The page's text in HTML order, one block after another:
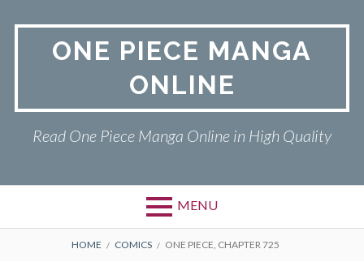
ONE PIECE MANGA
ONLINE
Read One Piece Manga Online in High Quality
MENU
Primary
ONE PIECE
BREADCRUMBS
HOME COMICS ONE PIECE, CHAPTER 725